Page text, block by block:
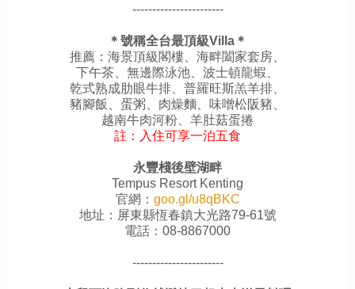
-----------------------
＊號稱全台最頂級Villa＊
推薦：海景頂級閣樓、海畔闔家套房、
下午茶、無邊際泳池、 波士頓龍蝦、
乾式熟成肋眼牛排、 普羅旺斯羔羊排、
豬腳飯、 蛋粥、 肉燥麵、 味噌松阪豬、
越南牛肉河粉、羊肚菇蛋捲
註：入住可享一泊五食
永豐棧後壁湖畔
Tempus Resort Kenting
官網： goo.gl/u8qBKC
地址：屏東縣恆春鎮大光路79-61號
電話：08-8867000
-----------------------